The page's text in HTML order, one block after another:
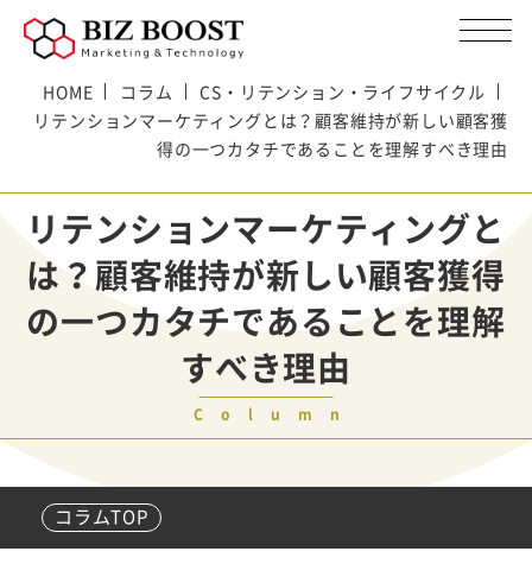
HOME コラム
CS・リテンション・ライフサイクル
リテンションマーケティングとは？顧客維持が新しい顧客獲
得の一つカタチであることを理解すべき理由
リテンションマーケティングと
は？顧客維持が新しい顧客獲得
の一つカタチであることを理解
すべき理由
Column
コラムTOP